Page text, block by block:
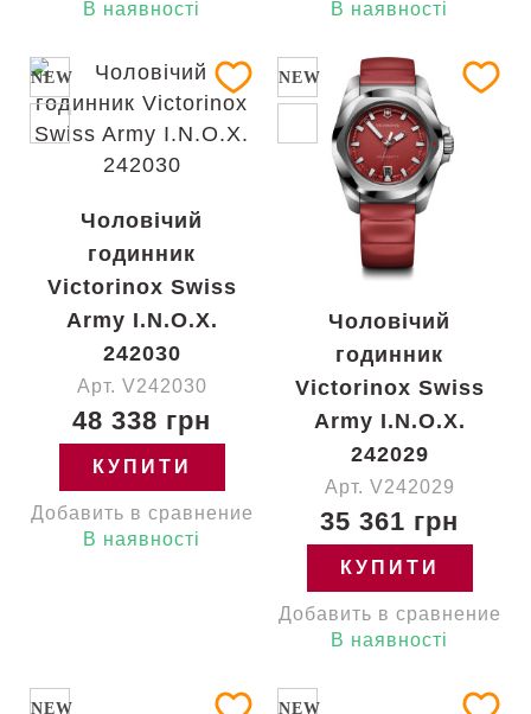
В наявності
В наявності
NEW
Чоловічий
годинник
Victorinox Swiss
Army I.N.O.X.
242030
Арт. V242030
48 338 грн
КУПИТИ
Добавить в сравнение
В наявності
NEW
Чоловічий
годинник
Victorinox Swiss
Army I.N.O.X.
242029
Арт. V242029
35 361 грн
КУПИТИ
Добавить в сравнение
В наявності
NEW NEW